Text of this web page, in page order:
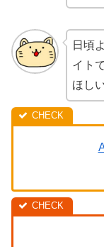
日頃
イト
ほし